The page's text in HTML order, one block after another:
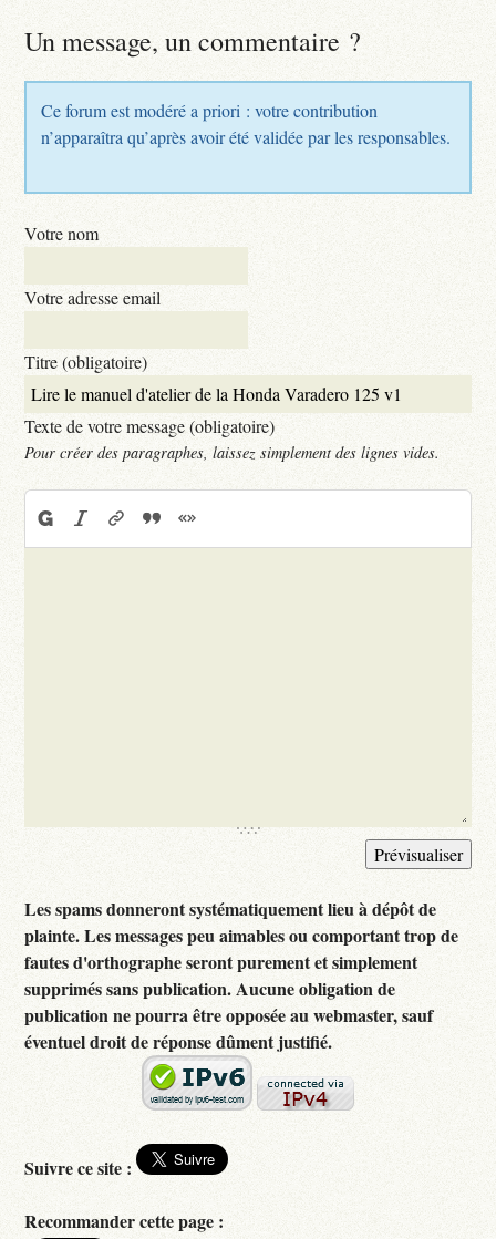
Un message, un commentaire ?
Ce forum est modéré a priori : votre contribution
n’apparaîtra qu’après avoir été validée par les responsables.
Votre nom
Votre adresse email
Titre (obligatoire)
Texte de votre message (obligatoire)
Pour créer des paragraphes, laissez simplement des lignes vides.
Les spams donneront systématiquement lieu à dépôt de
plainte. Les messages peu aimables ou comportant trop de
fautes d'orthographe seront purement et simplement
supprimés sans publication. Aucune obligation de
publication ne pourra être opposée au webmaster, sauf
éventuel droit de réponse dûment justifié.
Suivre ce site :
Recommander cette page :